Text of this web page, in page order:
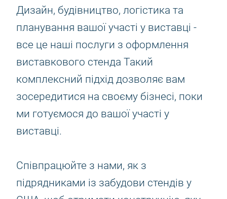
Дизайн, будівництво, логістика та
планування вашої участі у виставці -
все це наші послуги з оформлення
виставкового стенда Такий
комплексний підхід дозволяє вам
зосередитися на своєму бізнесі, поки
ми готуємося до вашої участі у
виставці.
Співпрацюйте з нами, як з
підрядниками із забудови стендів у